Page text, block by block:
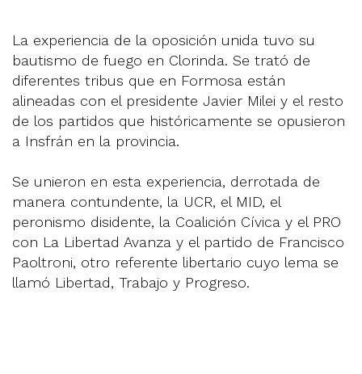
La experiencia de la oposición unida tuvo su
bautismo de fuego en Clorinda. Se trató de
diferentes tribus que en Formosa están
alineadas con el presidente Javier Milei y el resto
de los partidos que históricamente se opusieron
a Insfrán en la provincia.
Se unieron en esta experiencia, derrotada de
manera contundente, la UCR, el MID, el
peronismo disidente, la Coalición Cívica y el PRO
con La Libertad Avanza y el partido de Francisco
Paoltroni, otro referente libertario cuyo lema se
llamó Libertad, Trabajo y Progreso.